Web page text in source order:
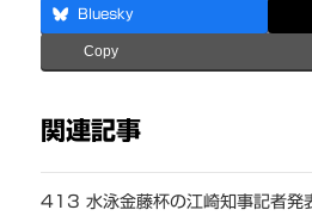
Bluesky
Copy
関連記事
413 水泳金藤杯の江崎知事記者